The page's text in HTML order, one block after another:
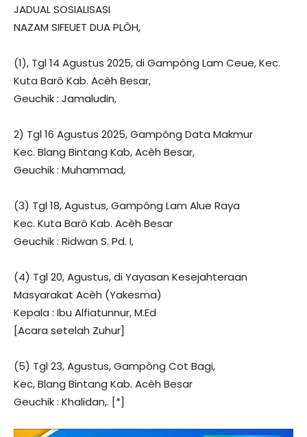
JADUAL SOSIALISASI
NAZAM SIFEUET DUA PLÔH,
(1), Tgl 14 Agustus 2025, di Gampông Lam Ceue, Kec.
Kuta Barô Kab. Acèh Besar,
Geuchik : Jamaludin,
2) Tgl 16 Agustus 2025, Gampông Data Makmur
Kec. Blang Bintang Kab, Acèh Besar,
Geuchik : Muhammad,
(3) Tgl 18, Agustus, Gampông Lam Alue Raya
Kec. Kuta Barô Kab. Acèh Besar
Geuchik : Ridwan S. Pd. I,
(4) Tgl 20, Agustus, di Yayasan Kesejahteraan
Masyarakat Acèh (Yakesma)
Kepala : Ibu Alfiatunnur, M.Ed
[Acara setelah Zuhur]
(5) Tgl 23, Agustus, Gampông Cot Bagi,
Kec, Blang Bintang Kab. Acèh Besar
Geuchik : Khalidan,. [*]